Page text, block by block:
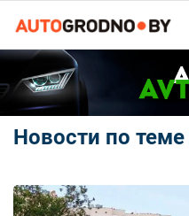
Новости по теме